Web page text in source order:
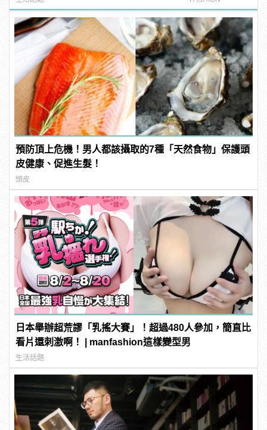
預防頂上危機！男人都該攝取的7種「天然食物」保護頭
皮健康、促進生髮！
頭皮
日本舉辦超荒謬「乳搖大賽」！超過480人參加，簡直比
看片還刺激啊！ | manfashion這樣變型男
生活話題